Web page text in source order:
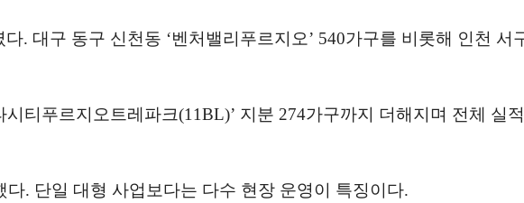
. 대구 동구 신천동 ‘벤처밸리푸르지오’ 540가구를 비롯해 인천 서
티푸르지오트레파크(11BL)’ 지분 274가구까지 더해지며 전체 실
. 단일 대형 사업보다는 다수 현장 운영이 특징이다.